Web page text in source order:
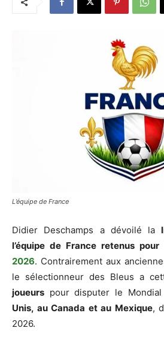
L’équipe de France
Didier Deschamps a dévoilé la
l’équipe de France retenus pour
2026. Contrairement aux
le sélectionneur des Bleus a
joueurs pour disputer le
Unis, au Canada et au Mexique,
2026.